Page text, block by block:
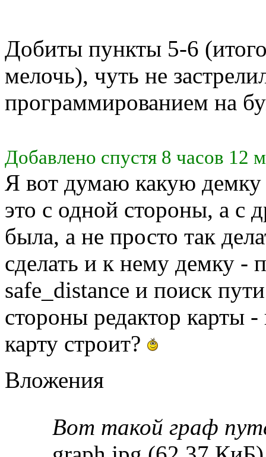
Добиты пункты 5-6
мелочь), чуть не
программированием на
Добавлено спустя 8 часов 12
Я вот думаю какую демку
это с одной стороны, а с
была, а не просто так
сделать и к нему демку -
safe_distance и поиск
стороны редактор карты
карту строит?
Вложения
Вот такой граф